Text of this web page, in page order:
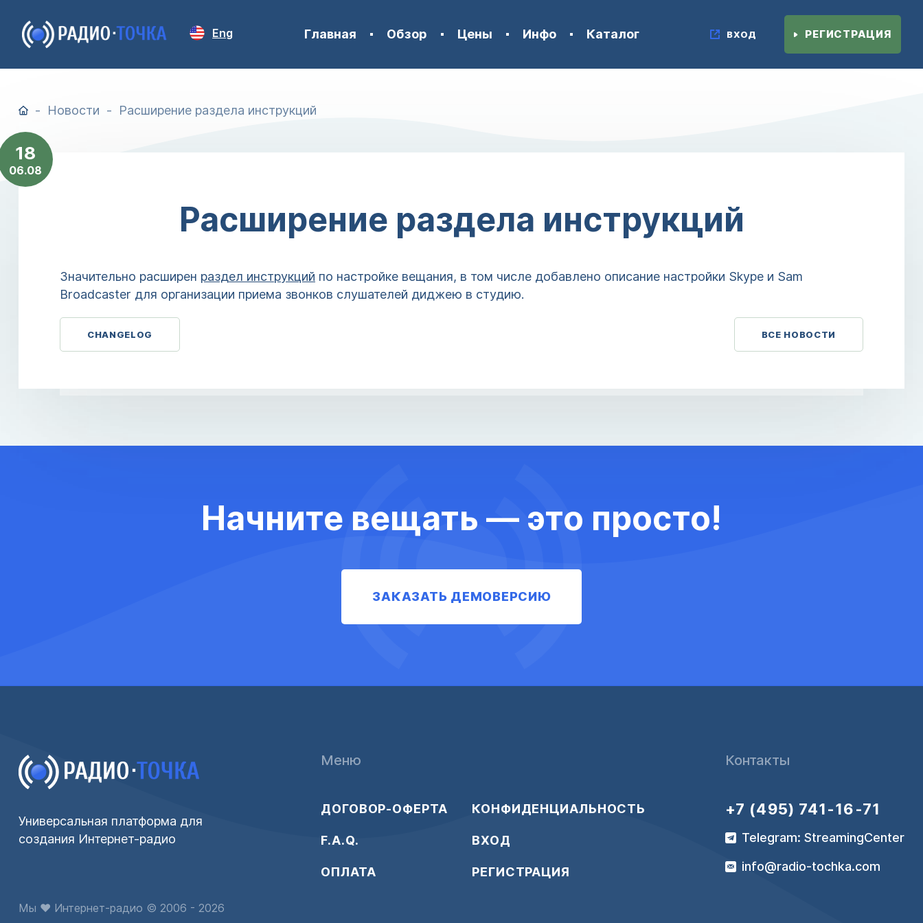
Eng Главная Обзор Цены Инфо Каталог ВХОД РЕГИСТРАЦИЯ
Новости Расширение раздела инструкций
18
06.08
Расширение раздела инструкций
Значительно расширен раздел инструкций по настройке вещания, в том числе добавлено описание настройки Skype и Sam
Broadcaster для организации приема звонков слушателей диджею в студию.
CHANGELOG ВСЕ НОВОСТИ
Начните вещать — это просто!
ЗАКАЗАТЬ ДЕМОВЕРСИЮ
Меню
ДОГОВОР-ОФЕРТА
F.A.Q.
ОПЛАТА
КОНФИДЕНЦИАЛЬНОСТЬ
ВХОД
РЕГИСТРАЦИЯ
Универсальная платформа для
создания Интернет-радио
Контакты
+7 (495) 741-16-71
Telegram: StreamingCenter
info@radio-tochka.com
Мы ♥ Интернет-радио © 2006 - 2026